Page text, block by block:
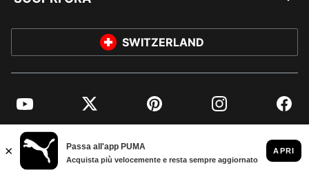
SWITZERLAND
YouTube Twitter Pinterest Instagram
© PUMA EUROPE GMBH, 2026. TUTTI I DIRITTI RISERVATI
DATI AZIENDALI E LEGALI